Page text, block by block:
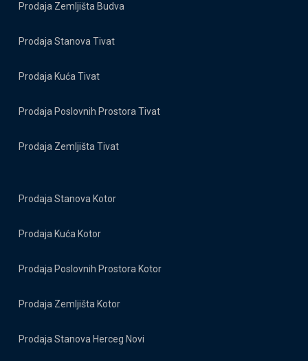
Prodaja Zemljišta Budva
Prodaja Stanova Tivat
Prodaja Kuća Tivat
Prodaja Poslovnih Prostora Tivat
Prodaja Zemljišta Tivat
Prodaja Stanova Kotor
Prodaja Kuća Kotor
Prodaja Poslovnih Prostora Kotor
Prodaja Zemljišta Kotor
Prodaja Stanova Herceg Novi